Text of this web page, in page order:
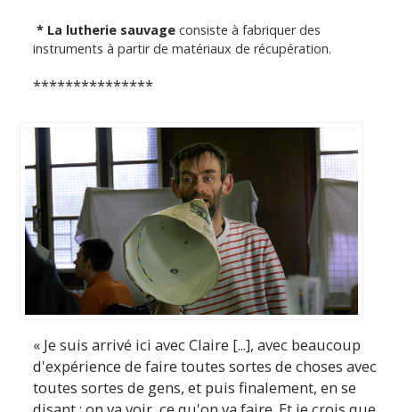
* La lutherie sauvage consiste à fabriquer des
instruments à partir de matériaux de récupération.
***************
« Je suis arrivé ici avec Claire [...], avec beaucoup
d'expérience de faire toutes sortes de choses avec
toutes sortes de gens, et puis finalement, en se